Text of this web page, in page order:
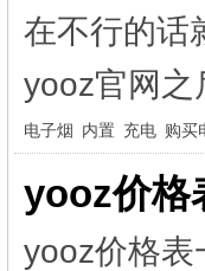
在不行的话
yooz官网
电子烟 内置 充电 购买
yooz价格
yooz价格表